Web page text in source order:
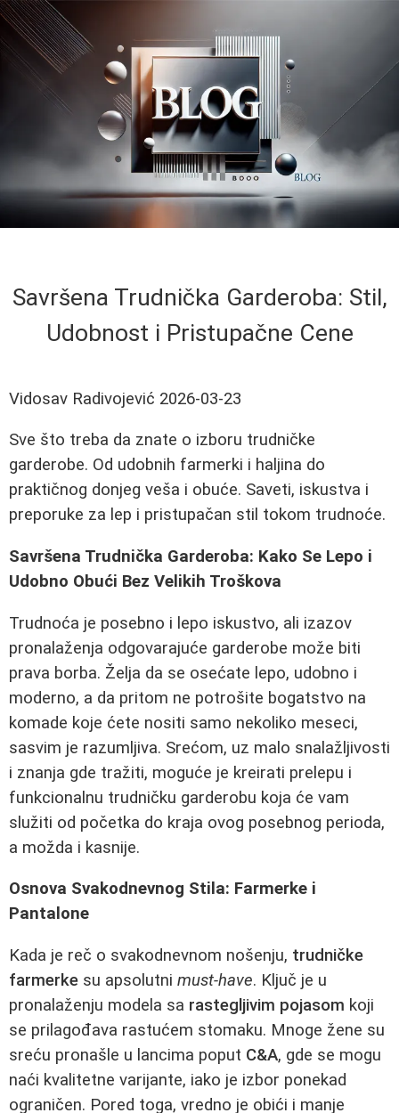
Savršena Trudnička Garderoba: Stil,
Udobnost i Pristupačne Cene
Vidosav Radivojević 2026-03-23
Sve što treba da znate o izboru trudničke
garderobe. Od udobnih farmerki i haljina do
praktičnog donjeg veša i obuće. Saveti, iskustva i
preporuke za lep i pristupačan stil tokom trudnoće.
Savršena Trudnička Garderoba: Kako Se Lepo i
Udobno Obući Bez Velikih Troškova
Trudnoća je posebno i lepo iskustvo, ali izazov
pronalaženja odgovarajuće garderobe može biti
prava borba. Želja da se osećate lepo, udobno i
moderno, a da pritom ne potrošite bogatstvo na
komade koje ćete nositi samo nekoliko meseci,
sasvim je razumljiva. Srećom, uz malo snalažljivosti
i znanja gde tražiti, moguće je kreirati prelepu i
funkcionalnu trudničku garderobu koja će vam
služiti od početka do kraja ovog posebnog perioda,
a možda i kasnije.
Osnova Svakodnevnog Stila: Farmerke i
Pantalone
Kada je reč o svakodnevnom nošenju, trudničke
farmerke su apsolutni must-have. Ključ je u
pronalaženju modela sa rastegljivim pojasom koji
se prilagođava rastućem stomaku. Mnoge žene su
sreću pronašle u lancima poput C&A, gde se mogu
naći kvalitetne varijante, iako je izbor ponekad
ograničen. Pored toga, vredno je obići i manje